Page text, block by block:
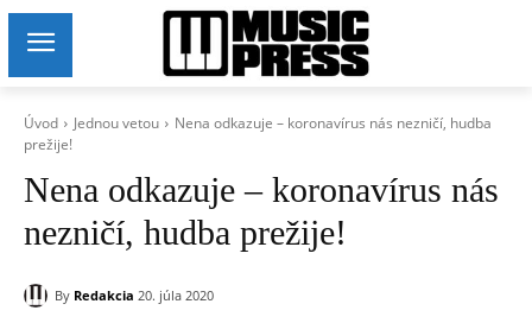
Úvod Jednou vetou
Nena odkazuje – koronavírus nás nezničí, hudba
prežije!
Nena odkazuje – koronavírus nás
nezničí, hudba prežije!
By Redakcia 20. júla 2020